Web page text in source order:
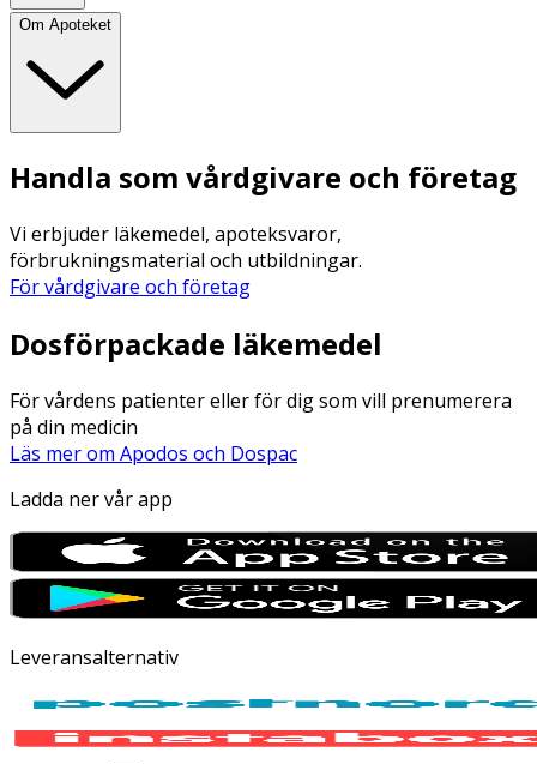
Om Apoteket
Handla som vårdgivare och företag
Vi erbjuder läkemedel, apoteksvaror,
förbrukningsmaterial och utbildningar.
För vårdgivare och företag
Dosförpackade läkemedel
För vårdens patienter eller för dig som vill prenumerera
på din medicin
Läs mer om Apodos och Dospac
Ladda ner vår app
Leveransalternativ